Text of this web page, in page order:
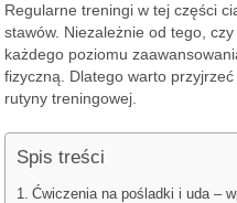
Regularne treningi w tej części
stawów. Niezależnie od tego,
każdego poziomu
fizyczną. Dlatego warto
rutyny treningowej.
Spis treści
Ćwiczenia na pośladki i uda –